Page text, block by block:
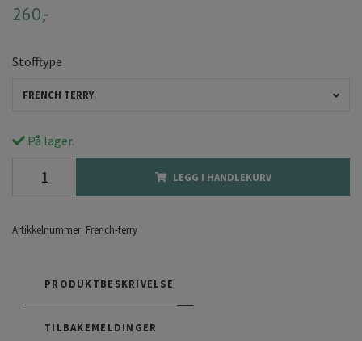
260,-
Stofftype
FRENCH TERRY
På lager.
LEGG I HANDLEKURV
Artikkelnummer: French-terry
PRODUKTBESKRIVELSE
TILBAKEMELDINGER